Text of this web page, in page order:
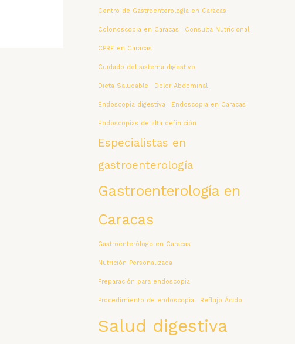
Centro de Gastroenterología en Caracas
Colonoscopia en Caracas Consulta Nutricional
CPRE en Caracas
Cuidado del sistema digestivo
Dieta Saludable Dolor Abdominal
Endoscopia digestiva Endoscopia en Caracas
Endoscopias de alta definición
Especialistas en
gastroenterología
Gastroenterología en
Caracas
Gastroenterólogo en Caracas
Nutrición Personalizada
Preparación para endoscopia
Procedimiento de endoscopia Reflujo Ácido
Salud digestiva